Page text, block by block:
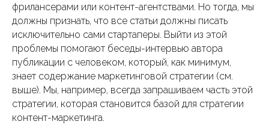
фрилансерами или контент-агентствами. Но тогда, мы
должны признать, что все статьи должны писать
исключительно сами стартаперы. Выйти из этой
проблемы помогают беседы-интервью автора
публикации с человеком, который, как минимум,
знает содержание маркетинговой стратегии (см.
выше). Мы, например, всегда запрашиваем часть этой
стратегии, которая становится базой для стратегии
контент-маркетинга.